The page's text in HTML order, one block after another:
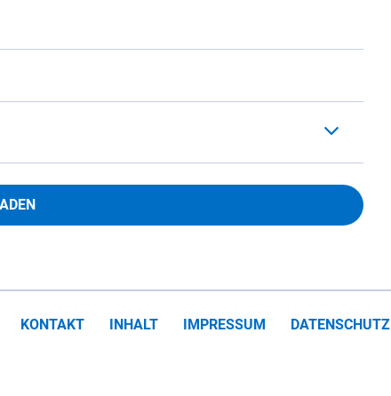
KONTAKT INHALT IMPRESSUM DATENSCHUTZ